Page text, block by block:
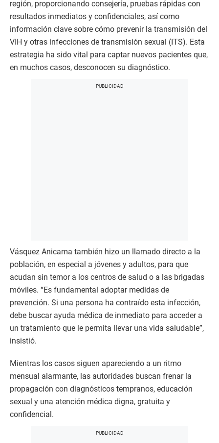
región, proporcionando consejería, pruebas rápidas con
resultados inmediatos y confidenciales, así como
información clave sobre cómo prevenir la transmisión del
VIH y otras infecciones de transmisión sexual (ITS). Esta
estrategia ha sido vital para captar nuevos pacientes que,
en muchos casos, desconocen su diagnóstico.
Vásquez Anicama también hizo un llamado directo a la
población, en especial a jóvenes y adultos, para que
acudan sin temor a los centros de salud o a las brigadas
móviles. “Es fundamental adoptar medidas de
prevención. Si una persona ha contraído esta infección,
debe buscar ayuda médica de inmediato para acceder a
un tratamiento que le permita llevar una vida saludable”,
insistió.
Mientras los casos siguen apareciendo a un ritmo
mensual alarmante, las autoridades buscan frenar la
propagación con diagnósticos tempranos, educación
sexual y una atención médica digna, gratuita y
confidencial.